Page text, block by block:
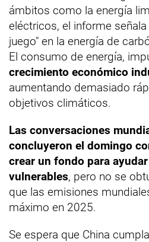
ámbitos como la energía
eléctricos, el informe
juego" en la energía de
El consumo de energía,
crecimiento económico
aumentando demasiado
objetivos climáticos.
Las conversaciones
concluyeron el domingo
crear un fondo para
vulnerables, pero no se
que las emisiones
máximo en 2025.
Se espera que China